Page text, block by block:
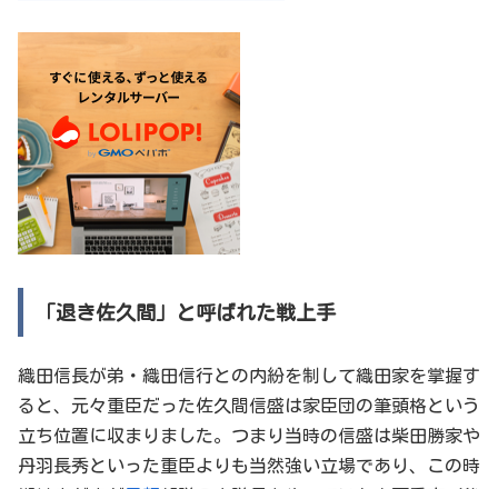
「退き佐久間」と呼ばれた戦上手
織田信長が弟・織田信行との内紛を制して織田家を掌握す
ると、元々重臣だった佐久間信盛は家臣団の筆頭格という
立ち位置に収まりました。つまり当時の信盛は柴田勝家や
丹羽長秀といった重臣よりも当然強い立場であり、この時